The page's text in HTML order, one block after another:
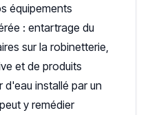
équipements
: entartrage du
sur la robinetterie,
et de produits
d'eau installé par un
y remédier